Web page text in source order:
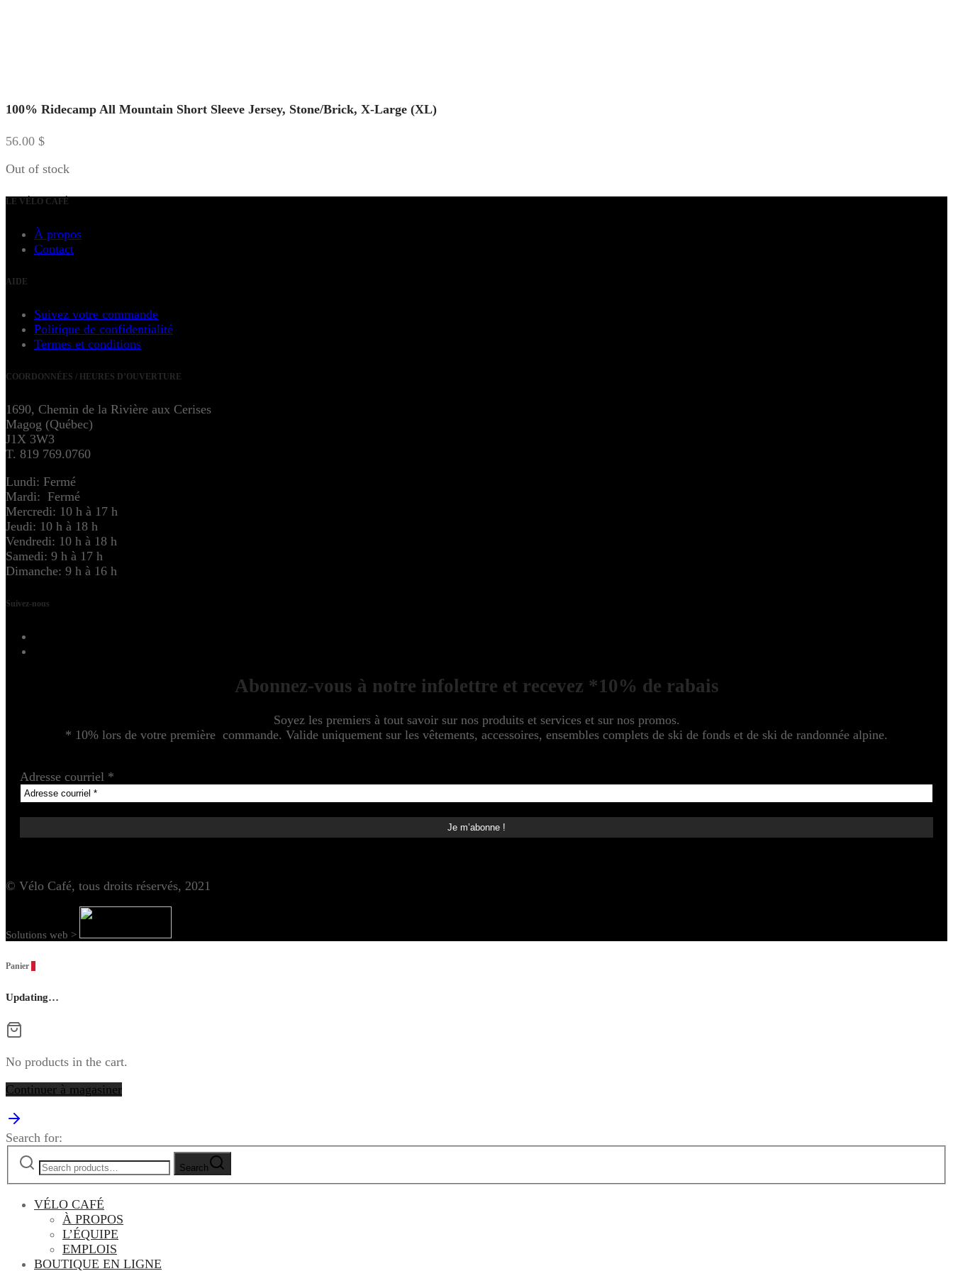
100% Ridecamp All Mountain Short Sleeve Jersey, Stone/Brick, X-Large (XL)
56.00 $
Out of stock
LE VÉLO CAFÉ
À propos
Contact
AIDE
Suivez votre commande
Politique de confidentialité
Termes et conditions
COORDONNÉES / HEURES D’OUVERTURE
1690, Chemin de la Rivière aux Cerises
Magog (Québec)
J1X 3W3
T. 819 769.0760
Lundi: Fermé
Mardi: Fermé
Mercredi: 10 h à 17 h
Jeudi: 10 h à 18 h
Vendredi: 10 h à 18 h
Samedi: 9 h à 17 h
Dimanche: 9 h à 16 h
Suivez-nous
Abonnez-vous à notre infolettre et recevez *10% de rabais
Soyez les premiers à tout savoir sur nos produits et services et sur nos promos.
* 10% lors de votre première commande. Valide uniquement sur les vêtements, accessoires, ensembles complets de ski de fonds et de ski de randonnée alpine.
Adresse courriel *
© Vélo Café, tous droits réservés, 2021
Solutions web >
Panier
Updating…
No products in the cart.
Continuer à magasiner
Search for:
Search
VÉLO CAFÉ
À PROPOS
L’ÉQUIPE
EMPLOIS
BOUTIQUE EN LIGNE